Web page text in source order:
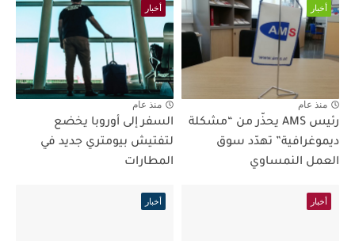
أخبار
منذ عام
رئيس AMS يحذّر من “مشكلة
ديموغرافية” تهدّد سوق
العمل النمساوي
أخبار
منذ عام
السفر إلى أوروبا يخضع
لتفتيش بيومتري جديد في
المطارات
أخبار أخبار